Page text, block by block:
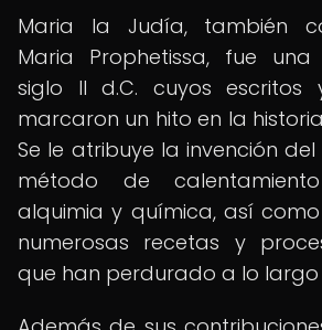
Maria la Judía, también
Maria Prophetissa, fue
siglo II d.C. cuyos escritos
marcaron un hito en la
Se le atribuye la invención
método de
alquimia y química, así
numerosas recetas y
que han perdurado a lo largo